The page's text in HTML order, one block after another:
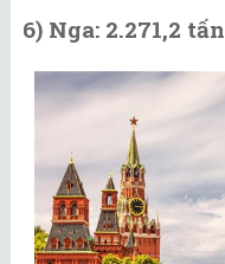
6) Nga: 2.271,2 tấn